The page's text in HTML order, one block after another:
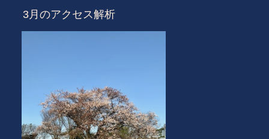
3月のアクセス解析